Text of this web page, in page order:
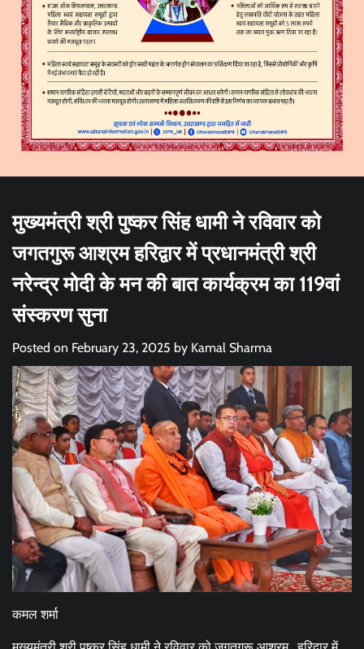
मुख्यमंत्री श्री पुष्कर सिंह धामी ने रविवार को
जगतगुरू आश्रम हरिद्वार में प्रधानमंत्री श्री
नरेन्द्र मोदी के मन की बात कार्यक्रम का 119वां
संस्करण सुना
Posted on February 23, 2025 by Kamal Sharma
कमल शर्मा